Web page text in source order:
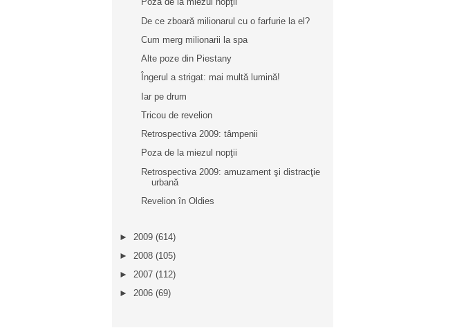
De ce zboară milionarul cu o farfurie la el?
Cum merg milionarii la spa
Alte poze din Piestany
Îngerul a strigat: mai multă lumină!
Iar pe drum
Tricou de revelion
Retrospectiva 2009: tâmpenii
Poza de la miezul nopţii
Retrospectiva 2009: amuzament şi distracţie
urbană
Revelion în Oldies
► 2009 (614)
► 2008 (105)
► 2007 (112)
► 2006 (69)